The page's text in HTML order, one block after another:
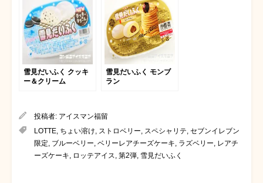
雪見だいふく クッキ
ー＆クリーム
雪見だいふく モンブ
ラン
投稿者: アイスマン福留
LOTTE ちょい溶け ストロベリー スペシャリテ セブンイレブン
限定 ブルーベリー ベリーレアチーズケーキ ラズベリー レアチ
ーズケーキ
ロッテアイス 第2弾 雪見だいふく